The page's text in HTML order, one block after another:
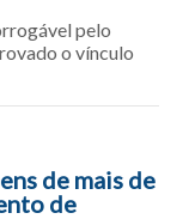
pelo
o vínculo
de mais de
de